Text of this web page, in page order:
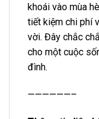
khoái vào mùa
tiết kiệm chi phí
vời. Đây chắc
cho một cuộc
đình.
——————–